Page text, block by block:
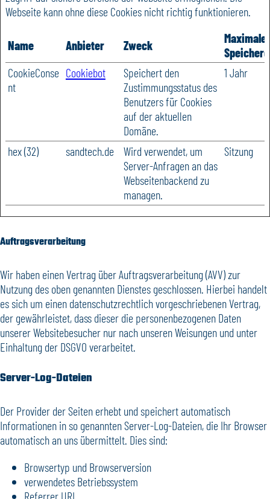
Webseite kann ohne diese Cookies nicht richtig funktionieren.
Name Anbieter Zweck
Maximale
CookieConse
nt
Cookiebot
Speichert den
Zustimmungsstatus des
Benutzers für Cookies
auf der aktuellen
Domäne.
1 Jahr
hex (32) sandtech.de
Wird verwendet, um
Server-Anfragen an das
Webseitenbackend zu
managen.
Sitzung
Auftragsverarbeitung
Wir haben einen Vertrag über Auftragsverarbeitung (AVV) zur
Nutzung des oben genannten Dienstes geschlossen. Hierbei handelt
es sich um einen datenschutzrechtlich vorgeschriebenen Vertrag,
der gewährleistet, dass dieser die personenbezogenen Daten
unserer Websitebesucher nur nach unseren Weisungen und unter
Einhaltung der DSGVO verarbeitet.
Server-Log-Dateien
Der Provider der Seiten erhebt und speichert automatisch
Informationen in so genannten Server-Log-Dateien, die Ihr Browser
automatisch an uns übermittelt. Dies sind:
Browsertyp und Browserversion
verwendetes Betriebssystem
Referrer URL